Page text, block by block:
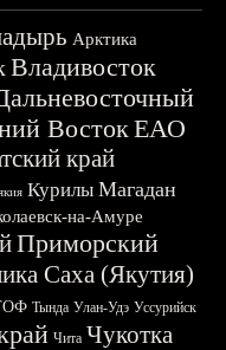
Арктика
Владивосток
ВостокЕАО
край
Курилы Магадан
на-Амуре
Приморский
Саха (Якутия)
Тында Улан-Удэ Уссурийск
Чита Чукотка